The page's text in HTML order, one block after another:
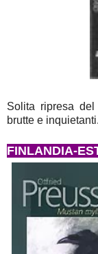
Solita ripresa
brutte e
FINLANDIA-